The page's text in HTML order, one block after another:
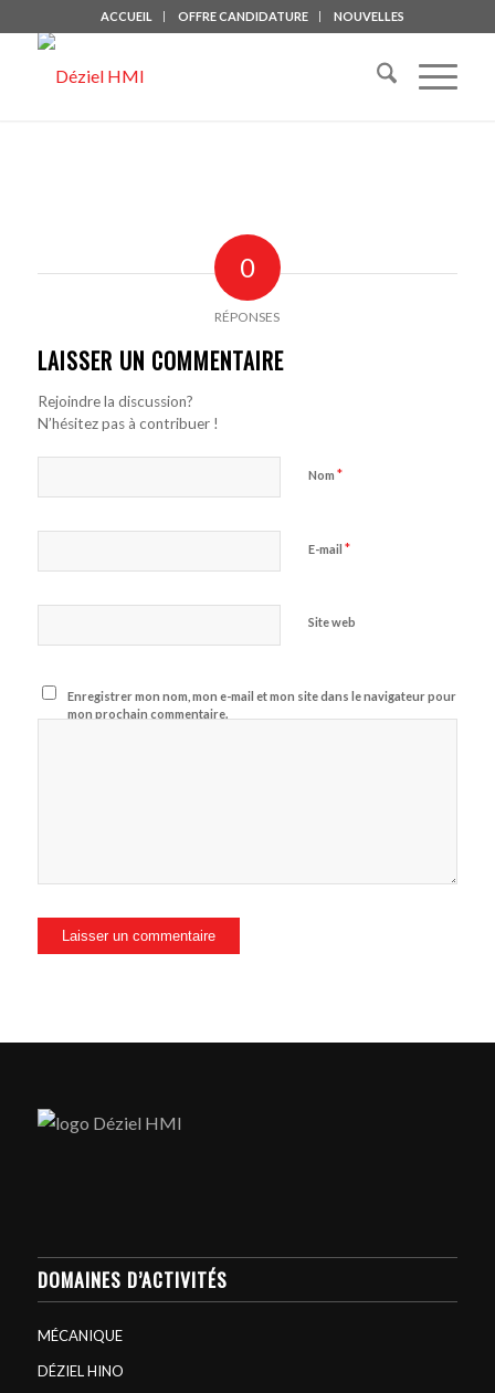
ACCUEIL OFFRE CANDIDATURE NOUVELLES
0
RÉPONSES
LAISSER UN COMMENTAIRE
Rejoindre la discussion?
N’hésitez pas à contribuer !
Nom *
E-mail *
Site web
Enregistrer mon nom, mon e-mail et mon site dans le navigateur pour
mon prochain commentaire.
DOMAINES D’ACTIVITÉS
MÉCANIQUE
DÉZIEL HINO